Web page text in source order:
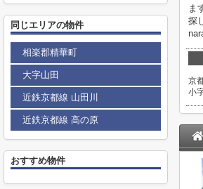
ま
探
京
小
同じエリアの物件
相楽郡精華町
大字山田
近鉄京都線 山田川
近鉄京都線 高の原
おすすめ物件